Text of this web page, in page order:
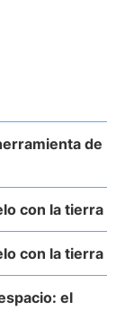
de
con la tierra
con la tierra
el